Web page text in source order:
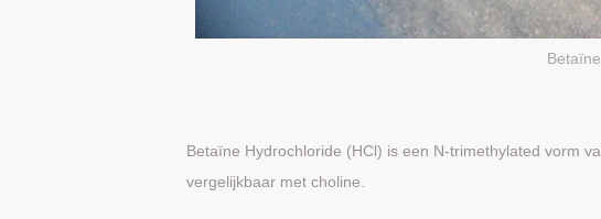
Betaïne
Betaïne Hydrochloride (HCl) is een N-trimethylated vorm
vergelijkbaar met choline.